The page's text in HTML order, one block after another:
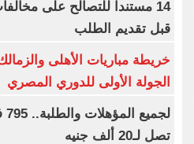
14 مستندا للتصالح على
قبل تقديم الطلب
خريطة مباريات الأهلى
الجولة الأولى للدوري المصري
تصل لـ20 ألف جنيه